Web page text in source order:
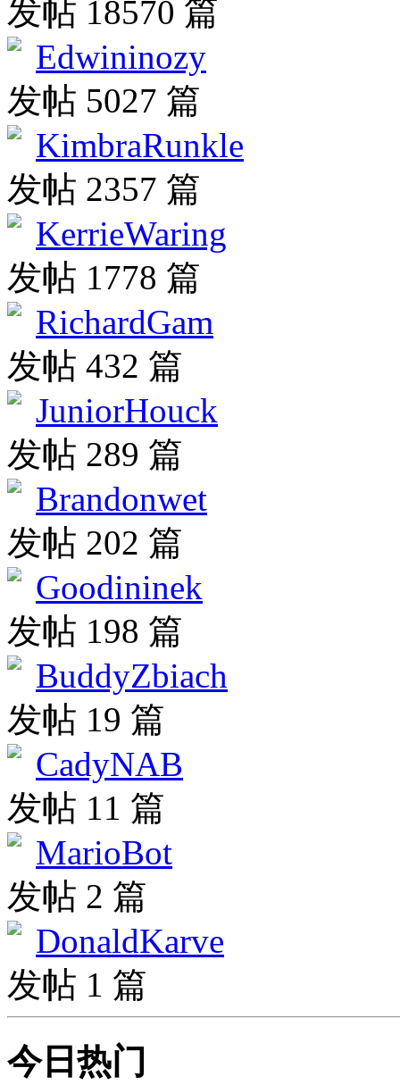
发帖 18570 篇
Edwininozy
发帖 5027 篇
KimbraRunkle
发帖 2357 篇
KerrieWaring
发帖 1778 篇
RichardGam
发帖 432 篇
JuniorHouck
发帖 289 篇
Brandonwet
发帖 202 篇
Goodininek
发帖 198 篇
BuddyZbiach
发帖 19 篇
CadyNAB
发帖 11 篇
MarioBot
发帖 2 篇
DonaldKarve
发帖 1 篇
今日热门